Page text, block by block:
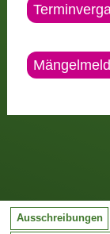
Ausschreibungen